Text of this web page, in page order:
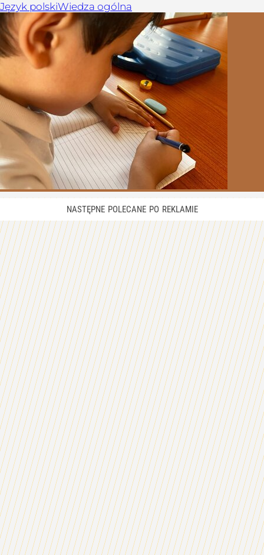
Język polskiWiedza ogólna